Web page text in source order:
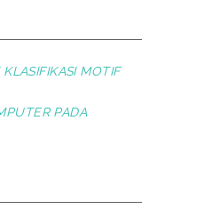
MOTIF
PADA